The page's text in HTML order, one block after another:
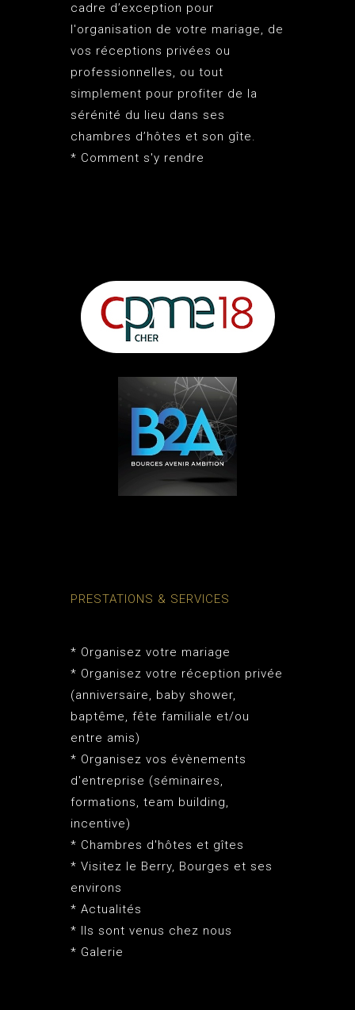
cadre d’exception pour
l'organisation de votre mariage, de
vos réceptions privées ou
professionnelles, ou tout
simplement pour profiter de la
sérénité du lieu dans ses
chambres d’hôtes et son gîte.
* Comment s'y rendre
PRESTATIONS & SERVICES
* Organisez votre mariage
* Organisez votre réception privée
(anniversaire, baby shower,
baptême, fête familiale et/ou
entre amis)
* Organisez vos évènements
d'entreprise (séminaires,
formations, team building,
incentive)
* Chambres d'hôtes et gîtes
* Visitez le Berry, Bourges et ses
environs
* Actualités
* Ils sont venus chez nous
* Galerie